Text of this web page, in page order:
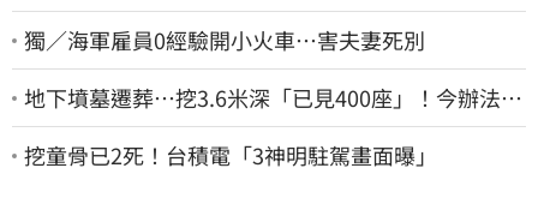
獨／海軍雇員0經驗開小火車…害夫妻死別
地下墳墓遷葬…挖3.6米深「已見400座」！今辦法會
安撫祖先
挖童骨已2死！台積電「3神明駐駕畫面曝」